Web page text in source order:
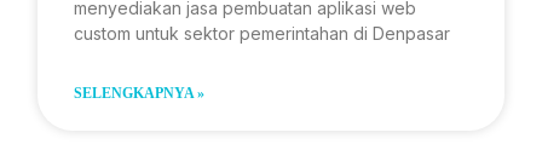
menyediakan jasa pembuatan aplikasi web
custom untuk sektor pemerintahan di Denpasar
SELENGKAPNYA »